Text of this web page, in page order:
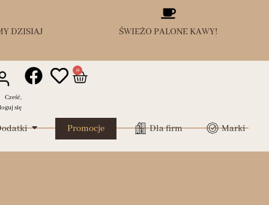
DZISIAJ ŚWIEŻO PALONE KAWY!
Cześć,
się
0
Promocje Dla firm Marki